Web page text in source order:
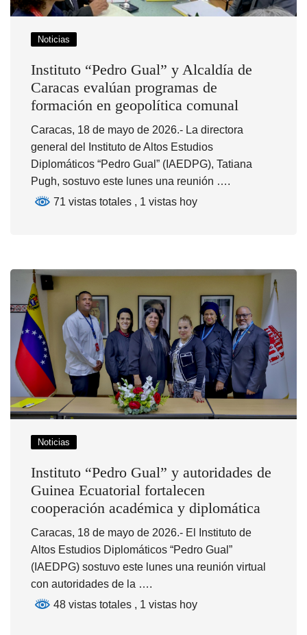
Noticias
Instituto “Pedro Gual” y Alcaldía de
Caracas evalúan programas de
formación en geopolítica comunal
Caracas, 18 de mayo de 2026.- La directora
general del Instituto de Altos Estudios
Diplomáticos “Pedro Gual” (IAEDPG), Tatiana
Pugh, sostuvo este lunes una reunión ….
71 vistas totales , 1 vistas hoy
Noticias
Instituto “Pedro Gual” y autoridades de
Guinea Ecuatorial fortalecen
cooperación académica y diplomática
Caracas, 18 de mayo de 2026.- El Instituto de
Altos Estudios Diplomáticos “Pedro Gual”
(IAEDPG) sostuvo este lunes una reunión virtual
con autoridades de la ….
48 vistas totales , 1 vistas hoy